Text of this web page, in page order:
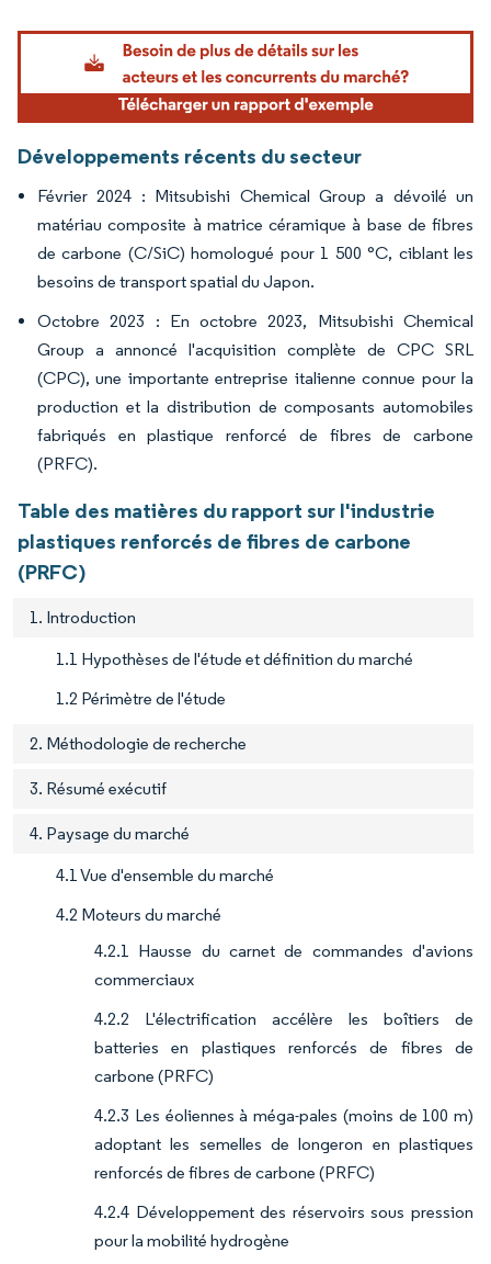
Image © Mordor Intelligence. La réutilisation nécessite une attribution sous CC BY
Développements récents du secteur
Février 2024 : Mitsubishi Chemical Group a dévoilé un
matériau composite à matrice céramique à base de fibres
de carbone (C/SiC) homologué pour 1 500 °C, ciblant les
besoins de transport spatial du Japon.
Octobre 2023 : En octobre 2023, Mitsubishi Chemical
Group a annoncé l'acquisition complète de CPC SRL
(CPC), une importante entreprise italienne connue pour la
production et la distribution de composants automobiles
fabriqués en plastique renforcé de fibres de carbone
(PRFC).
Table des matières du rapport sur l'industrie
plastiques renforcés de fibres de carbone
(PRFC)
1. Introduction
1.1 Hypothèses de l'étude et définition du marché
1.2 Périmètre de l'étude
2. Méthodologie de recherche
3. Résumé exécutif
4. Paysage du marché
4.1 Vue d'ensemble du marché
4.2 Moteurs du marché
4.2.1 Hausse du carnet de commandes d'avions
commerciaux
4.2.2 L'électrification accélère les boîtiers de
batteries en plastiques renforcés de fibres de
carbone (PRFC)
4.2.3 Les éoliennes à méga-pales (moins de 100 m)
adoptant les semelles de longeron en plastiques
renforcés de fibres de carbone (PRFC)
4.2.4 Développement des réservoirs sous pression
pour la mobilité hydrogène